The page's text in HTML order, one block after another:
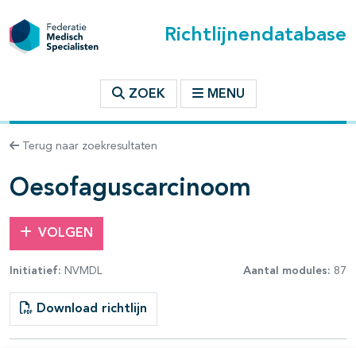
Richtlijnendatabase
ZOEK MENU
Terug naar zoekresultaten
Oesofaguscarcinoom
VOLGEN
Initiatief: NVMDL Aantal modules: 87
Download richtlijn
binnen deze richtlijn
open- en dichtklappen
open- en dichtklappen